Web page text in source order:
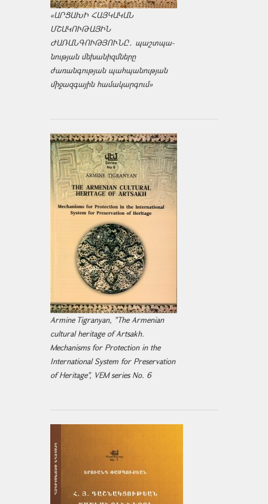
«ԱՐՑԱԽԻ ՀԱՅԿԱԿԱՆ
ՄՇԱԿՈՒԹԱՅԻՆ
ԺԱՌԱՆԳՈՒԹՅՈՒՆԸ․ պաշտպա­
նության մեխանիզմները
ժառանգության պահպանության
միջազ­գային համակարգում»
Armine Tigranyan, "The Armenian
cultural heritage of Artsakh.
Mechanisms for Protection in the
International System for Preservation
of Heritage", VEM series No. 6